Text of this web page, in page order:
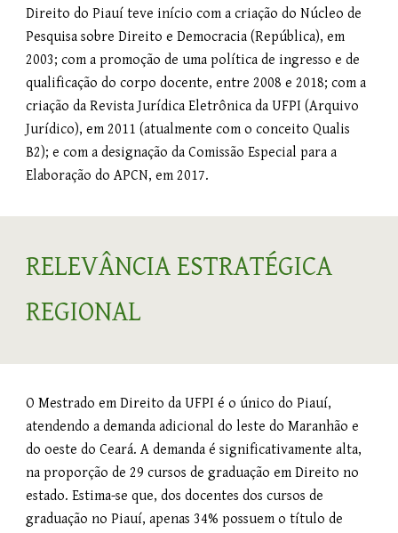
Direito do Piauí teve início com a criação do Núcleo de
Pesquisa sobre Direito e Democracia (República), em
2003; com a promoção de uma política de ingresso e de
qualificação do corpo docente, entre 2008 e 2018; com a
criação da Revista Jurídica Eletrônica da UFPI (Arquivo
Jurídico), em 2011 (atualmente com o conceito Qualis
B2); e com a designação da Comissão Especial para a
Elaboração do APCN, em 2017.
RELEVÂNCIA ESTRATÉGICA
REGIONAL
O Mestrado em Direito da UFPI é o único do Piauí,
atendendo a demanda adicional do leste do Maranhão e
do oeste do Ceará. A demanda é significativamente alta,
na proporção de 29 cursos de graduação em Direito no
estado. Estima-se que, dos docentes dos cursos de
graduação no Piauí, apenas 34% possuem o título de